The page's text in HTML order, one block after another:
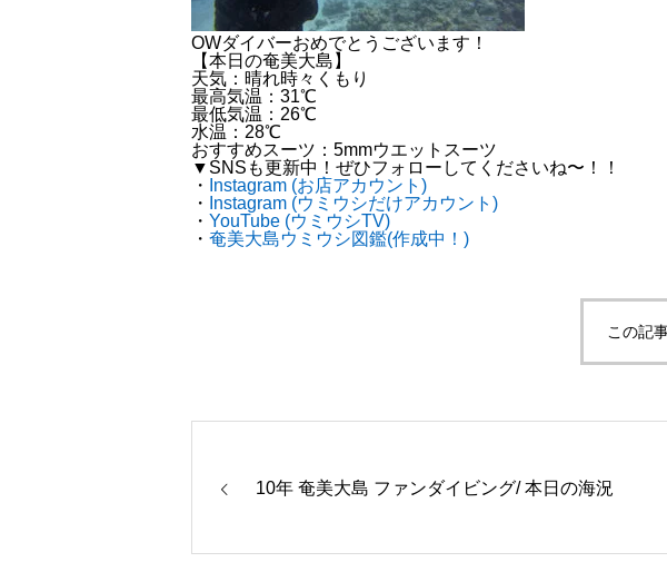
OWダイバーおめでとうございます！
【本日の奄美大島】
天気：晴れ時々くもり
最高気温：31℃
最低気温：26℃
水温：28℃
おすすめスーツ：5mmウエットスーツ
▼SNSも更新中！ぜひフォローしてくださいね〜！！
・
Instagram (お店アカウント)
・
Instagram (ウミウシだけアカウント)
・ YouTube (ウミウシTV)
・ 奄美大島ウミウシ図鑑(作成中！)
この記
10年 奄美大島 ファンダイビング/ 本日の海況